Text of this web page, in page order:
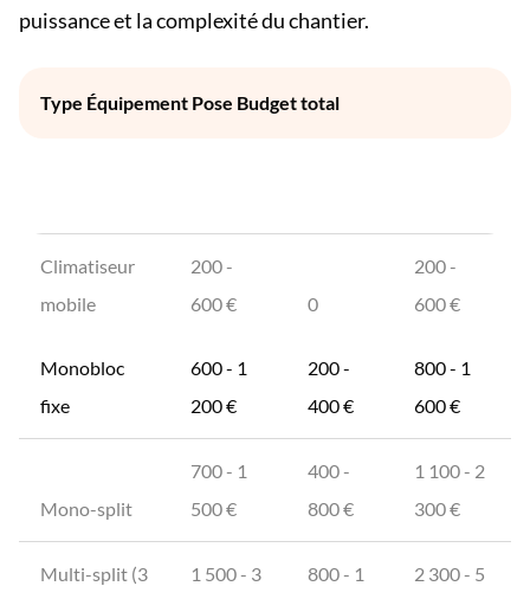
puissance et la complexité du chantier.
Type Équipement Pose Budget total
Climatiseur
mobile
200 -
600 €
0
200 -
600 €
Monobloc
fixe
600 - 1
200 €
200 -
400 €
800 - 1
600 €
Mono-split
700 - 1
500 €
400 -
800 €
1 100 - 2
300 €
Multi-split (3
1 500 - 3
800 - 1
2 300 - 5